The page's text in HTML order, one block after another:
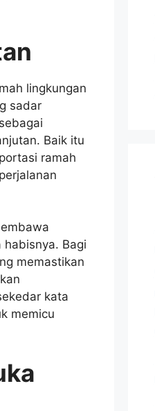
lingkungan
sadar
Baik itu
ramah
Bagi
memastikan
kata
memicu